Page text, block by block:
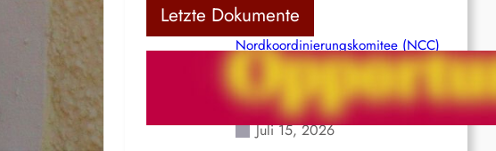
Letzte Dokumente
Nordkoordinierungskomitee (NCC)
der Kommunistischen Partei Indiens
(Maoistisch): Postmoderner
Opportunismus
Juli 15, 2026